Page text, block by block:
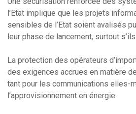
l’Etat implique que les projets
sensibles de l’Etat soient avalisés
leur phase de lancement, surtout
La protection des opérateurs
des exigences accrues en matière
tant pour les communications elles-
l’approvisionnement en énergie.